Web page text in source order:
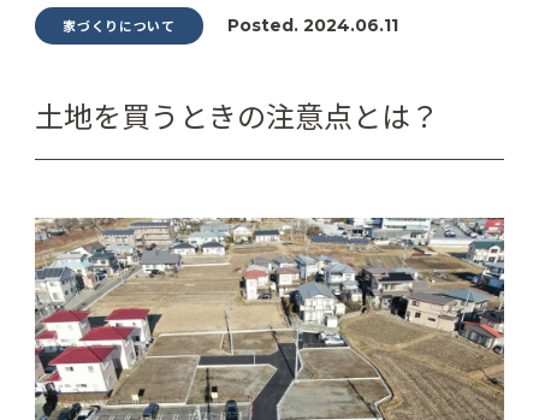
家づくりについて Posted. 2024.06.11
土地を買うときの注意点とは？